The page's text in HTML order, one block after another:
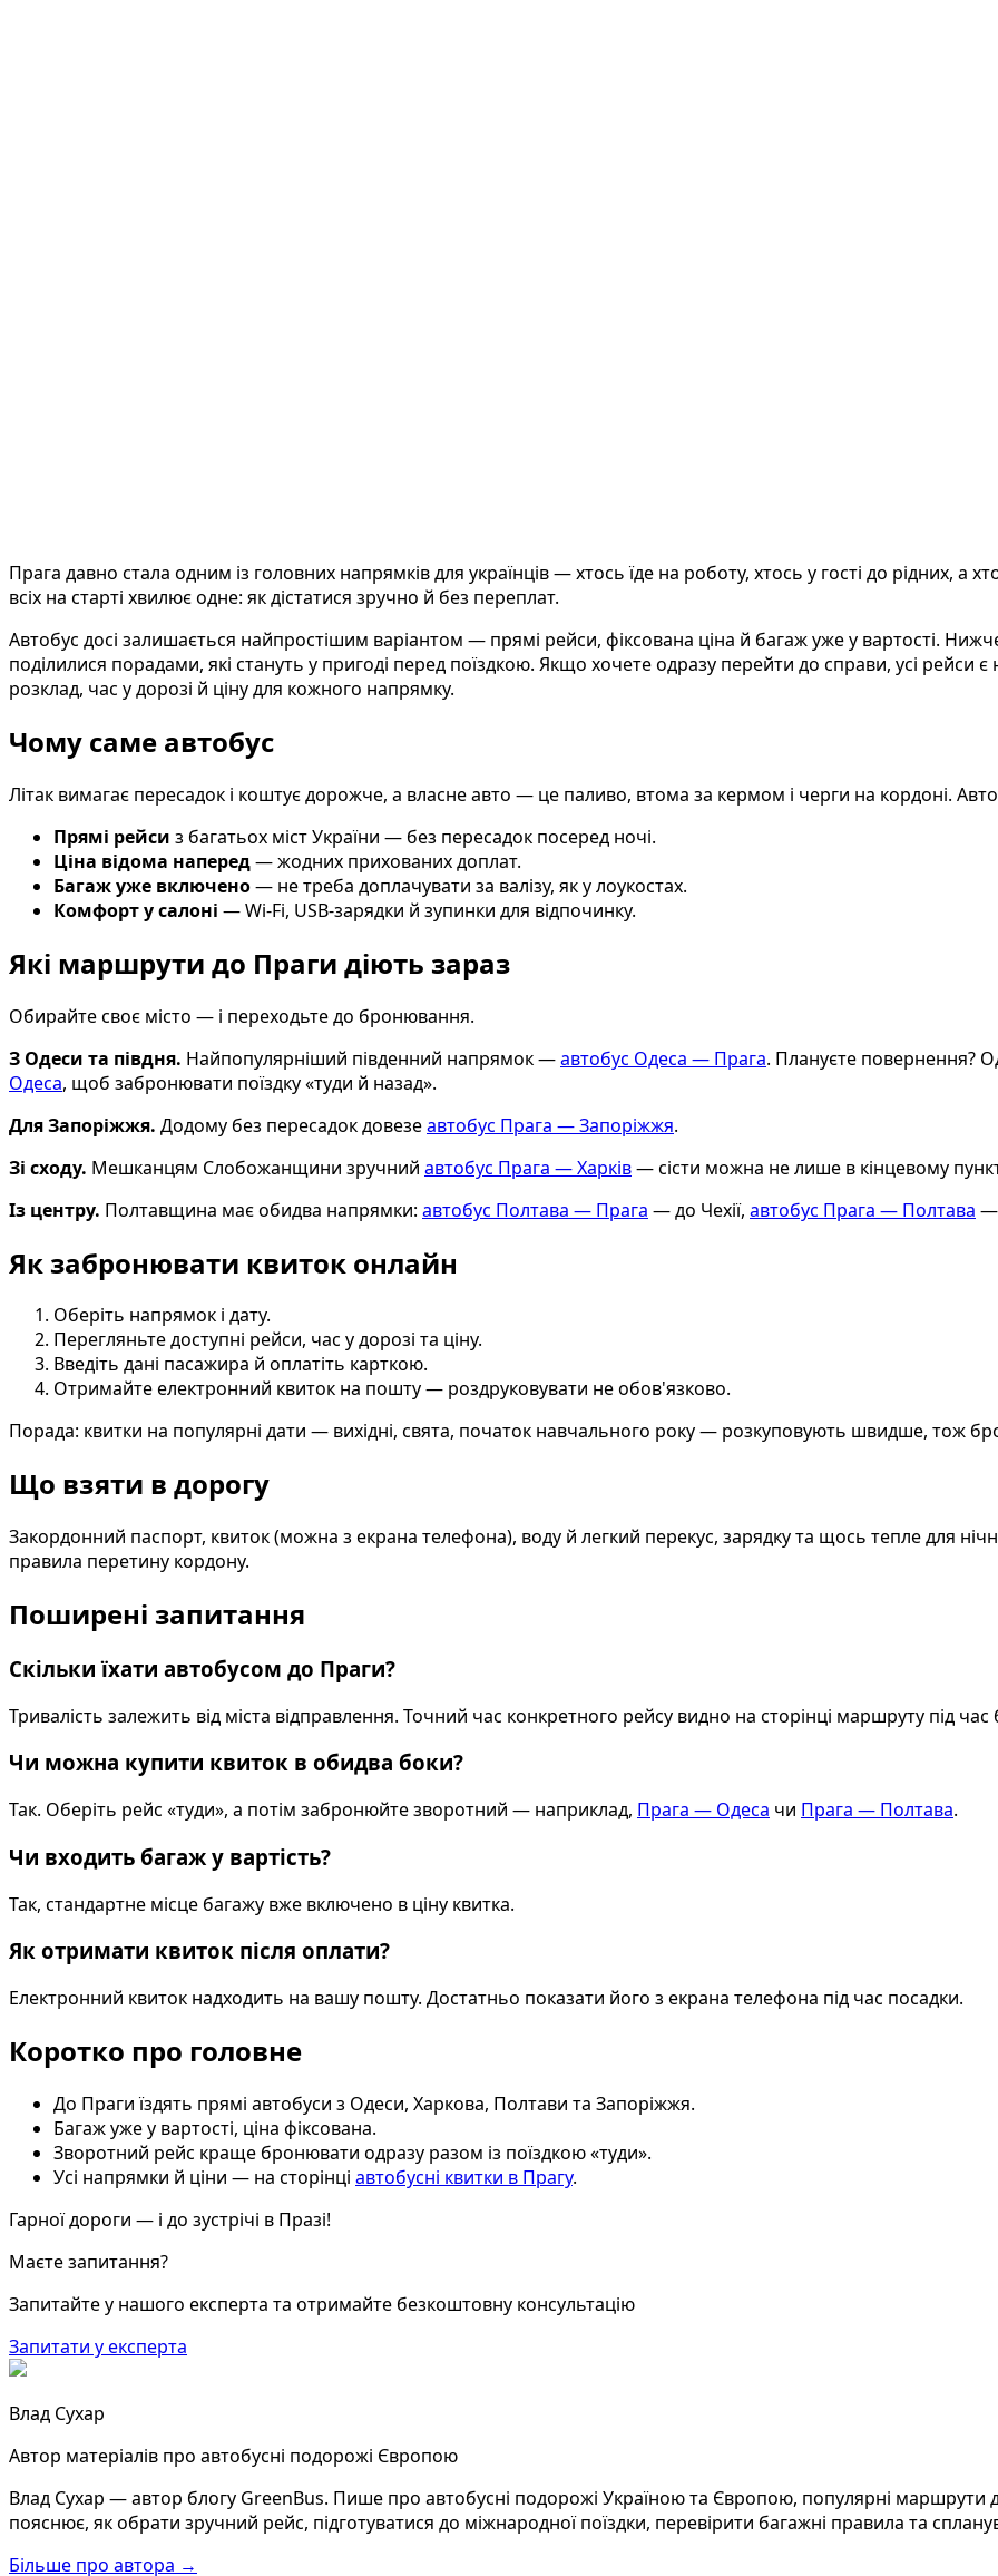
Прага давно стала одним із головних напрямків для українців — хтось їде на роботу, хтось у гості до рідних, а
всіх на старті хвилює одне: як дістатися зручно й без переплат.
Автобус досі залишається найпростішим варіантом — прямі рейси, фіксована ціна й багаж уже у вартості.
поділилися порадами, які стануть у пригоді перед поїздкою. Якщо хочете одразу перейти до справи, усі рейси є
розклад, час у дорозі й ціну для кожного напрямку.
Чому саме автобус
Літак вимагає пересадок і коштує дорожче, а власне авто — це паливо, втома за кермом і черги на кордоні.
Прямі рейси з багатьох міст України — без пересадок посеред ночі.
Ціна відома наперед— жодних прихованих доплат.
Багаж уже включено— не треба доплачувати за валізу, як у лоукостах.
Комфорт у салоні — Wi-Fi, USB-зарядки й зупинки для відпочинку.
Які маршрути до Праги діють зараз
Обирайте своє місто — і переходьте до бронювання.
З Одеси та півдня. Найпопулярніший південний напрямок —автобус Одеса — Прага. Плануєте повернення?
Одеса, щоб забронювати поїздку «туди й назад».
Для Запоріжжя. Додому без пересадок довезеавтобус Прага — Запоріжжя.
Зі сходу. Мешканцям Слобожанщини зручний автобус Прага — Харків— сісти можна не лише в кінцевому
Із центру. Полтавщина має обидва напрямки: автобус Полтава — Прага — до Чехії, автобус Прага — Полтава —
Як забронювати квиток онлайн
Оберіть напрямок і дату.
Перегляньте доступні рейси, час у дорозі та ціну.
Введіть дані пасажира й оплатіть карткою.
Отримайте електронний квиток на пошту — роздруковувати не обов'язково.
Порада: квитки на популярні дати — вихідні, свята, початок навчального року — розкуповують швидше, тож
Що взяти в дорогу
Закордонний паспорт, квиток (можна з екрана телефона), воду й легкий перекус, зарядку та щось тепле для
правила перетину кордону.
Поширені запитання
Скільки їхати автобусом до Праги?
Тривалість залежить від міста відправлення. Точний час конкретного рейсу видно на сторінці маршруту під
Чи можна купити квиток в обидва боки?
Так. Оберіть рейс «туди», а потім забронюйте зворотний — наприклад, Прага — Одеса чи Прага — Полтава.
Чи входить багаж у вартість?
Так, стандартне місце багажу вже включено в ціну квитка.
Як отримати квиток після оплати?
Електронний квиток надходить на вашу пошту. Достатньо показати його з екрана телефона під час посадки.
Коротко про головне
До Праги їздять прямі автобуси з Одеси, Харкова, Полтави та Запоріжжя.
Багаж уже у вартості, ціна фіксована.
Зворотний рейс краще бронювати одразу разом із поїздкою «туди».
Усі напрямки й ціни — на сторінці автобусні квитки в Прагу.
Гарної дороги — і до зустрічі в Празі!
Маєте запитання?
Запитайте у нашого експерта та отримайте безкоштовну консультацію
Запитати у експерта
Влад Сухар
Автор матеріалів про автобусні подорожі Європою
Влад Сухар — автор блогу GreenBus. Пише про автобусні подорожі Україною та Європою, популярні маршрути
пояснює, як обрати зручний рейс, підготуватися до міжнародної поїздки, перевірити багажні правила та
Більше про автора →